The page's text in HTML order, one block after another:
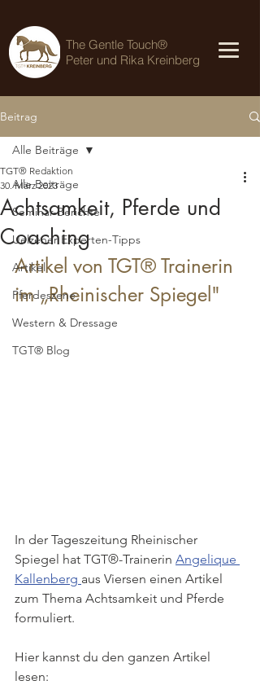
The Gentle Touch®
Peter und Rika Kreinberg
Beitrag
Alle Beiträge
Seminar-Berichte
Uelzener Experten-Tipps
Artikel
Pferdeszene
Western & Dressage
TGT® Blog
Alle Beiträge
Achtsamkeit, Pferde und
Coaching
TGT® Redaktion
30. März 2023
Artikel von TGT® Trainerin
im „Rheinischer Spiegel"
In der Tageszeitung Rheinischer
Spiegel hat TGT®-Trainerin Angelique
Kallenberg aus Viersen einen Artikel
zum Thema Achtsamkeit und Pferde
formuliert.
Hier kannst du den ganzen Artikel
lesen: